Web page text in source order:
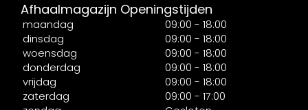
Afhaalmagazijn Openingstijden
maandag
09:00 - 18:00
dinsdag
09:00 - 18:00
woensdag
09:00 - 18:00
donderdag
09:00 - 18:00
vrijdag
09:00 - 18:00
zaterdag
09:00 - 17:00